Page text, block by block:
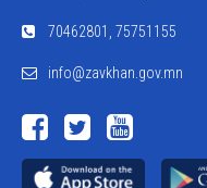
70462801, 75751155
info@zavkhan.gov.mn